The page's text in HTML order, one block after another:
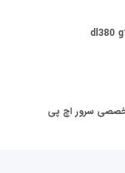
سرور اچ پی